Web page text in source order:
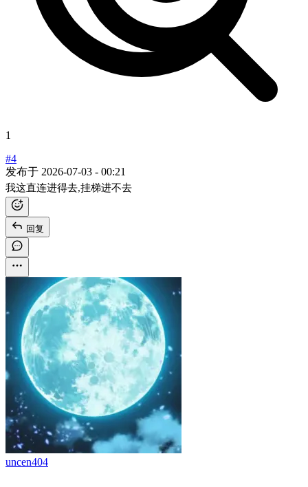
1
#4
发布于 2026-07-03 - 00:21
我这直连进得去,挂梯进不去
回复
uncen404